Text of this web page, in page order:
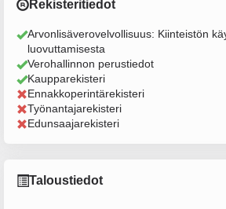
Rekisteritiedot
Arvonlisäverovelvollisuus: Kiinteistön
luovuttamisesta
Verohallinnon perustiedot
Kaupparekisteri
Ennakkoperintärekisteri
Työnantajarekisteri
Edunsaajarekisteri
Taloustiedot